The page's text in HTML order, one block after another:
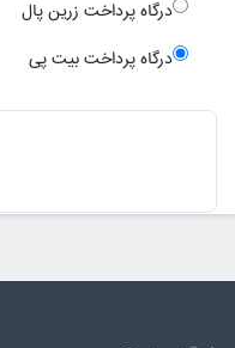
درگاه پرداخت زرین پال
درگاه پرداخت بیت پی